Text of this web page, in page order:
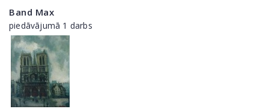
Band Max
piedāvājumā 1 darbs